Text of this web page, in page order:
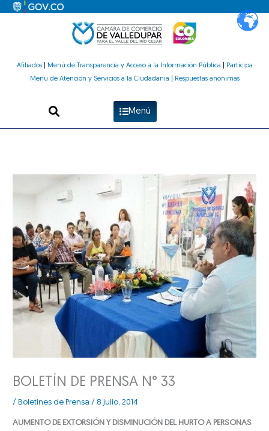
Afiliados| Menú de Transparencia y Acceso a la Información Pública
Participa
Menú de Atención y Servicios a la Ciudadanía
Respuestas anónimas
Menú
BOLETÍN DE PRENSA N° 33
/ Boletines de Prensa / 8 julio, 2014
AUMENTO DE EXTORSIÓN Y DISMINUCIÓN DEL HURTO A PERSONAS